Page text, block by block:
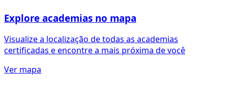
Explore academias no mapa
Visualize a localização de todas as academias
certificadas e encontre a mais próxima de você
Ver mapa